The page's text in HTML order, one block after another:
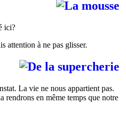
ici?
attention à ne pas glisser.
La vie ne nous appartient pas.
rendrons en même temps que notre